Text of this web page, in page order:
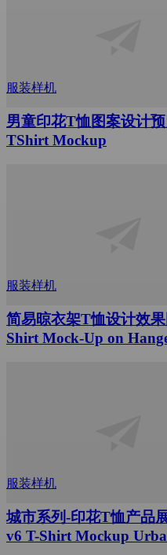
服装样机
男童印花T恤图案设计
TShirt Mockup
服装样机
简易晾衣架T恤设计效
Shirt Mock-Up on
服装样机
城市系列-印花T恤产品
v6 T-Shirt Mockup